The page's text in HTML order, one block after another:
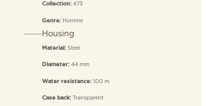
Collection: 473
Genre: Homme
Housing
Material: Steel
Diameter: 44 mm
Water resistance: 100 m
Case back: Transparent